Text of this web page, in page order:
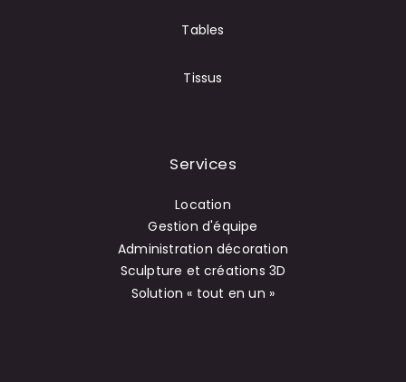
Tables
Tissus
Services
Location
Gestion d'équipe
Administration décoration
Sculpture et créations 3D
Solution « tout en un »